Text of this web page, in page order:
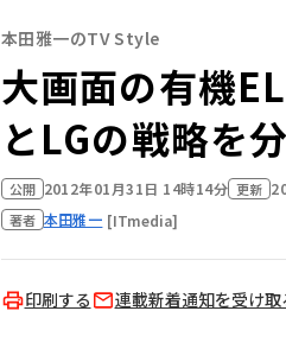
本田雅一のTV Style
大画面の有機
とLGの戦略を
公開 2012年01月31日 14時14分 更新
著者 本田雅一 [ITmedia]
印刷する 連載新着通知を受け取